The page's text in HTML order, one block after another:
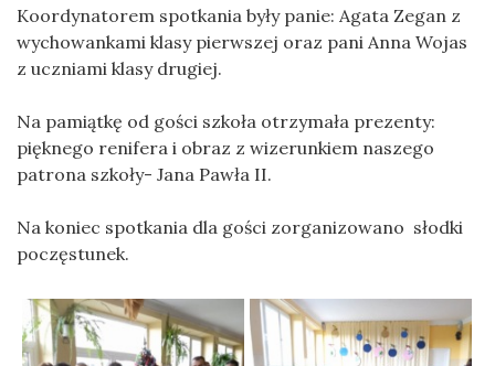
Koordynatorem spotkania były panie: Agata Zegan z
wychowankami klasy pierwszej oraz pani Anna Wojas
z uczniami klasy drugiej.
Na pamiątkę od gości szkoła otrzymała prezenty:
pięknego renifera i obraz z wizerunkiem naszego
patrona szkoły- Jana Pawła II.
Na koniec spotkania dla gości zorganizowano słodki
poczęstunek.